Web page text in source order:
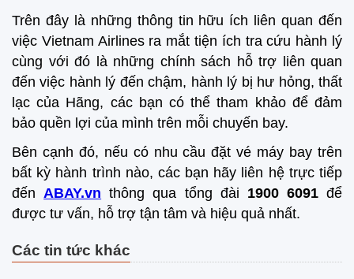
Trên đây là những thông tin hữu ích liên quan đến
việc Vietnam Airlines ra mắt tiện ích tra cứu hành lý
cùng với đó là những chính sách hỗ trợ liên quan
đến việc hành lý đến chậm, hành lý bị hư hỏng, thất
lạc của Hãng, các bạn có thể tham khảo để đảm
bảo quền lợi của mình trên mỗi chuyến bay.
Bên cạnh đó, nếu có nhu cầu đặt vé máy bay trên
bất kỳ hành trình nào, các bạn hãy liên hệ trực tiếp
đến ABAY.vn thông qua tổng đài 1900 6091để
được tư vấn, hỗ trợ tận tâm và hiệu quả nhất.
Các tin tức khác